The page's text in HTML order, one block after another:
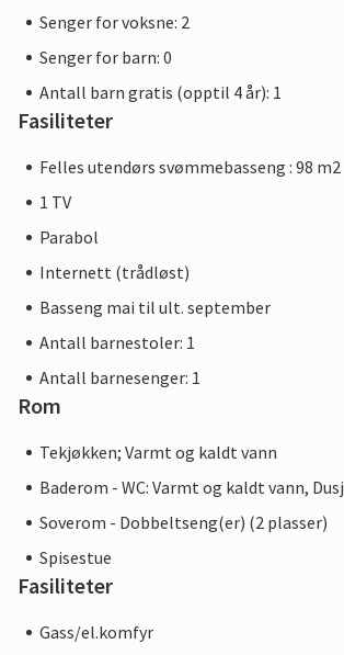
Senger for voksne: 2
Senger for barn: 0
Antall barn gratis (opptil 4 år): 1
Fasiliteter
Felles utendørs svømmebasseng : 98 m2
1 TV
Parabol
Internett (trådløst)
Basseng mai til ult. september
Antall barnestoler: 1
Antall barnesenger: 1
Rom
Tekjøkken; Varmt og kaldt vann
Baderom - WC: Varmt og kaldt vann, Dusj
Soverom - Dobbeltseng(er) (2 plasser)
Spisestue
Fasiliteter
Gass/el.komfyr